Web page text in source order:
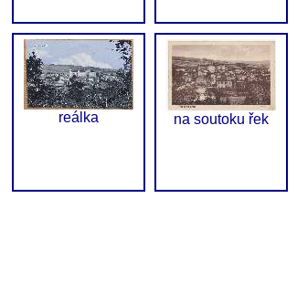
reálka na soutoku řek